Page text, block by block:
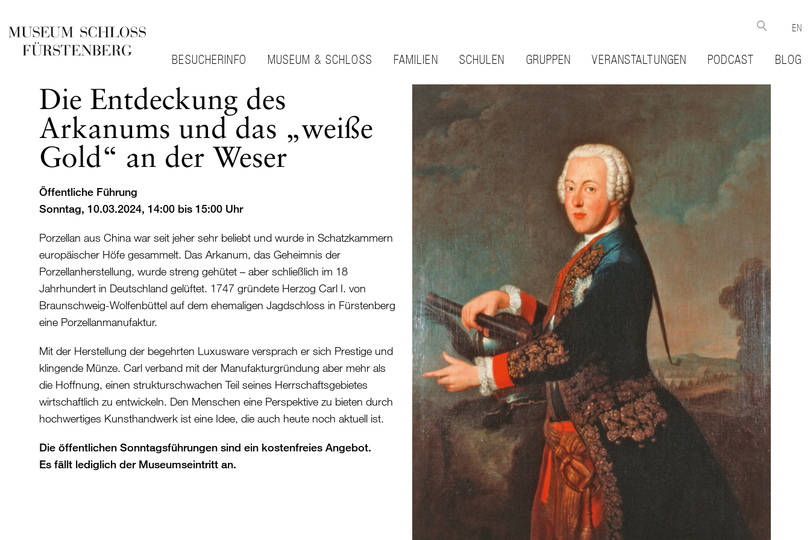
EN
BESUCHERINFO MUSEUM & SCHLOSS FAMILIEN SCHULEN GRUPPEN VERANSTALTUNGEN PODCAST BLOG
Die Entdeckung des
Arkanums und das „weiße
Gold“ an der Weser
Öffentliche Führung
Sonntag, 10.03.2024, 14:00 bis 15:00 Uhr
Porzellan aus China war seit jeher sehr beliebt und wurde in Schatzkammern
europäischer Höfe gesammelt. Das Arkanum, das Geheimnis der
Porzellanherstellung, wurde streng gehütet – aber schließlich im 18
Jahrhundert in Deutschland gelüftet. 1747 gründete Herzog Carl I. von
Braunschweig-Wolfenbüttel auf dem ehemaligen Jagdschloss in Fürstenberg
eine Porzellanmanufaktur.
Mit der Herstellung der begehrten Luxusware versprach er sich Prestige und
klingende Münze. Carl verband mit der Manufakturgründung aber mehr als
die Hoffnung, einen strukturschwachen Teil seines Herrschaftsgebietes
wirtschaftlich zu entwickeln. Den Menschen eine Perspektive zu bieten durch
hochwertiges Kunsthandwerk ist eine Idee, die auch heute noch aktuell ist.
Die öffentlichen Sonntagsführungen sind ein kostenfreies Angebot.
Es fällt lediglich der Museumseintritt an.